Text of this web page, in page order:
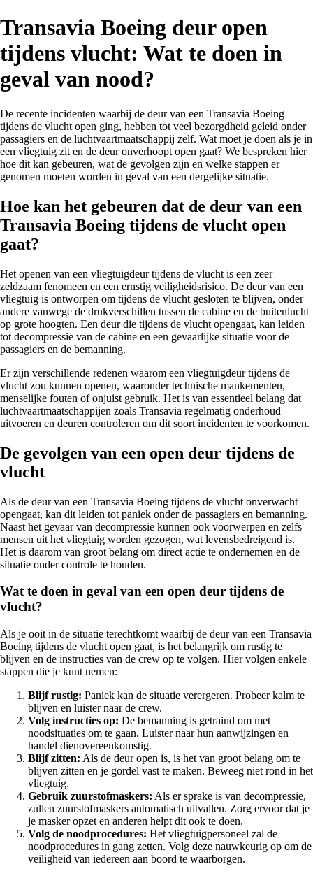
Transavia Boeing deur open
tijdens vlucht: Wat te doen in
geval van nood?
De recente incidenten waarbij de deur van een Transavia Boeing
tijdens de vlucht open ging, hebben tot veel bezorgdheid geleid onder
passagiers en de luchtvaartmaatschappij zelf. Wat moet je doen als je in
een vliegtuig zit en de deur onverhoopt open gaat? We bespreken hier
hoe dit kan gebeuren, wat de gevolgen zijn en welke stappen er
genomen moeten worden in geval van een dergelijke situatie.
Hoe kan het gebeuren dat de deur van een
Transavia Boeing tijdens de vlucht open
gaat?
Het openen van een vliegtuigdeur tijdens de vlucht is een zeer
zeldzaam fenomeen en een ernstig veiligheidsrisico. De deur van een
vliegtuig is ontworpen om tijdens de vlucht gesloten te blijven, onder
andere vanwege de drukverschillen tussen de cabine en de buitenlucht
op grote hoogten. Een deur die tijdens de vlucht opengaat, kan leiden
tot decompressie van de cabine en een gevaarlijke situatie voor de
passagiers en de bemanning.
Er zijn verschillende redenen waarom een vliegtuigdeur tijdens de
vlucht zou kunnen openen, waaronder technische mankementen,
menselijke fouten of onjuist gebruik. Het is van essentieel belang dat
luchtvaartmaatschappijen zoals Transavia regelmatig onderhoud
uitvoeren en deuren controleren om dit soort incidenten te voorkomen.
De gevolgen van een open deur tijdens de
vlucht
Als de deur van een Transavia Boeing tijdens de vlucht onverwacht
opengaat, kan dit leiden tot paniek onder de passagiers en bemanning.
Naast het gevaar van decompressie kunnen ook voorwerpen en zelfs
mensen uit het vliegtuig worden gezogen, wat levensbedreigend is.
Het is daarom van groot belang om direct actie te ondernemen en de
situatie onder controle te houden.
Wat te doen in geval van een open deur tijdens de
vlucht?
Als je ooit in de situatie terechtkomt waarbij de deur van een Transavia
Boeing tijdens de vlucht open gaat, is het belangrijk om rustig te
blijven en de instructies van de crew op te volgen. Hier volgen enkele
stappen die je kunt nemen:
Blijf rustig: Paniek kan de situatie verergeren. Probeer kalm te
blijven en luister naar de crew.
Volg instructies op: De bemanning is getraind om met
noodsituaties om te gaan. Luister naar hun aanwijzingen en
handel dienovereenkomstig.
Blijf zitten: Als de deur open is, is het van groot belang om te
blijven zitten en je gordel vast te maken. Beweeg niet rond in het
vliegtuig.
Gebruik zuurstofmaskers: Als er sprake is van decompressie,
zullen zuurstofmaskers automatisch uitvallen. Zorg ervoor dat je
je masker opzet en anderen helpt dit ook te doen.
Volg de noodprocedures: Het vliegtuigpersoneel zal de
noodprocedures in gang zetten. Volg deze nauwkeurig op om de
veiligheid van iedereen aan boord te waarborgen.